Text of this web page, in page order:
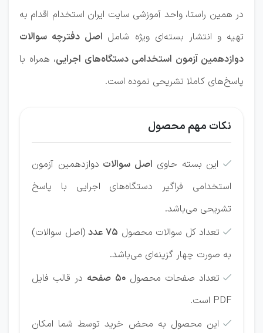
در همین راستا، واحد آموزشی سایت ایران استخدام اقدام به
تهیه و انتشار بسته‌ای ویژه شامل اصل دفترچه سوالات
دوازدهمین آزمون استخدامی دستگاه‌های اجرایی، همراه با
پاسخ‌های کاملا تشریحی نموده است.
نکات مهم محصول
 این بسته حاوی اصل سوالات دوازدهمین آزمون
استخدامی فراگیر دستگاه‌های اجرایی با پاسخ
تشریحی می‌باشد.
 تعداد کل سوالات محصول 75 عدد
(اصل سوالات)
به صورت چهار گزینه‌ای می‌باشد.
 تعداد صفحات محصول
در قالب فایل
PDF است.
 این محصول به محض خرید توسط شما امکان